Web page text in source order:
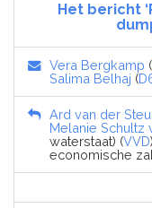
Het bericht
Vera Bergkamp (
Salima Belhaj (
Ard van der
Melanie Schultz
waterstaat) (VVD),
economische